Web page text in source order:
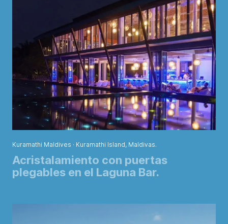
Kuramathi Maldives · Kuramathi Island, Maldivas.
Acristalamiento con puertas
plegables en el Laguna Bar.